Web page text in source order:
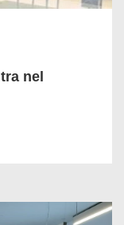
nel